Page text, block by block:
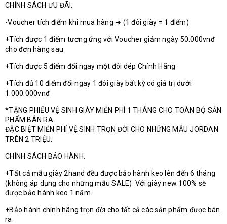
CHÍNH SÁCH ƯU ĐÃI:
-Voucher tích điểm khi mua hàng ➜ (1 đôi giày = 1 điểm)
+Tích được 1 điểm tương ứng với Voucher giảm ngày 50.000vnđ
cho đơn hàng sau
+Tích được 5 điểm đổi ngay một đôi dép Chính Hãng
+Tích đủ 10 điểm đổi ngay 1 đôi giày bất kỳ có giá trị dưới
1.000.000vnđ
*TẶNG PHIẾU VỆ SINH GIÀY MIỄN PHÍ 1 THÁNG CHO TOÀN BỘ SẢN
PHẨM BÁN RA.
ĐẶC BIỆT MIỄN PHÍ VỆ SINH TRỌN ĐỜI CHO NHỮNG MẪU JORDAN
TRÊN 2 TRIỆU.
CHÍNH SÁCH BẢO HÀNH:
+Tất cả mẫu giày 2hand đều được bảo hành keo lên đến 6 tháng
(không áp dụng cho những mẫu SALE). Với giày new 100% sẽ
được bảo hành keo 1 năm.
+Bảo hành chính hãng trọn đời cho tất cả các sản phẩm được bán
ra.